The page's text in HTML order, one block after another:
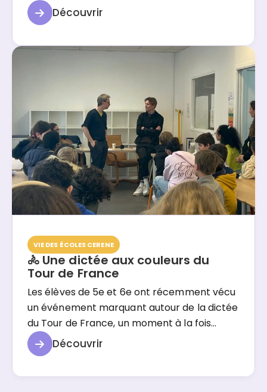
adaptée, en accompagnant la recherche et
en favorisant la formation des
qu’une soirée dédiée à
Découvrir
VIE DES ÉCOLES CERENE
🚴 Une dictée aux couleurs du
Tour de France
Les élèves de 5e et 6e ont récemment vécu
un événement marquant autour de la dictée
du Tour de France, un moment à la fois
pédagogique et fédérateur. Pour l’occasion,
ils ont eu l’honneur d’accueillir Yoann
Découvrir